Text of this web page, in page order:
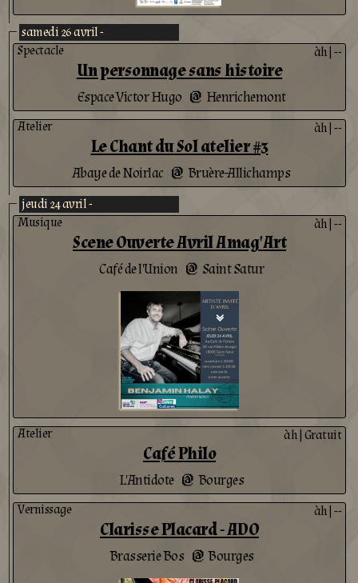
samedi 26 avril -
Spectacle
Un personnage sans histoire
Espace Victor Hugo @ Henrichemont
àh| --
Atelier
Le Chant du Sol atelier #3
Abaye de Noirlac @ Bruère-Allichamps
àh| --
jeudi 24 avril -
Musique
Scene Ouverte Avril Amag'Art
Café de l'Union @ Saint Satur
àh| --
Atelier
Café Philo
L'Antidote @ Bourges
àh| Gratuit
Vernissage
Clarisse Placard - ADO
Brasserie Bos @ Bourges
àh| --